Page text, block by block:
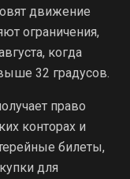
движение
ограничения,
когда
32 градусов.
право
конторах и
билеты,
для